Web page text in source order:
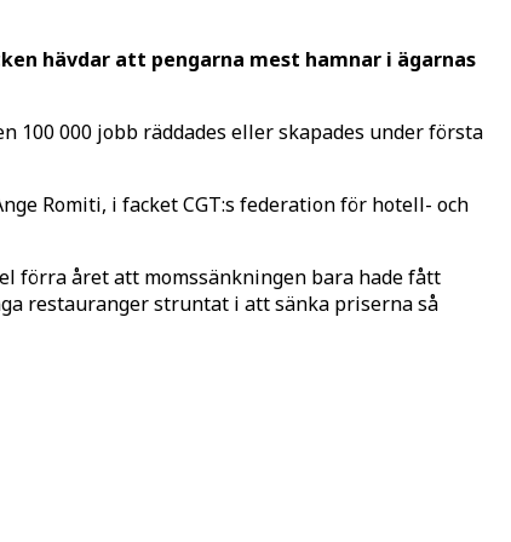
hävdar att pengarna mest hamnar i ägarnas
000 jobb räddades eller skapades under första
Romiti, i facket CGT:s federation för hotell- och
förra året att momssänkningen bara hade fått
restauranger struntat i att sänka priserna så